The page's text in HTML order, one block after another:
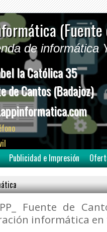
de informática
la Católica 35
de Cantos (Badajoz)
Publicidad e Impresión
Fuente de
informática